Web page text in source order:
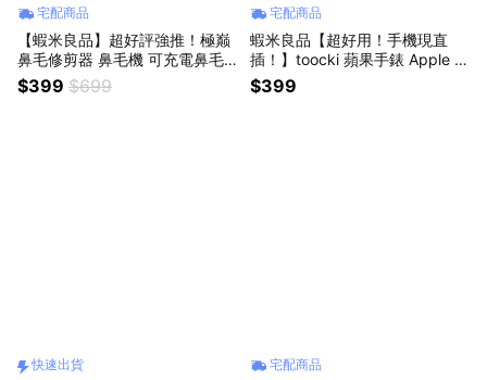
宅配商品
【蝦米良品】超好評強推！極巅
鼻毛修剪器 鼻毛機 可充電鼻毛
刀 便攜迷你電動鼻毛剪 七夕情
人節 交換禮物 生日禮物
$399 $699
宅配商品
蝦米良品【超好用！手機現直
插！】toocki 蘋果手錶 Apple W
atch 磁吸充電 充電 充電頭 充電
器 各代均適用
$399
快速出貨 宅配商品